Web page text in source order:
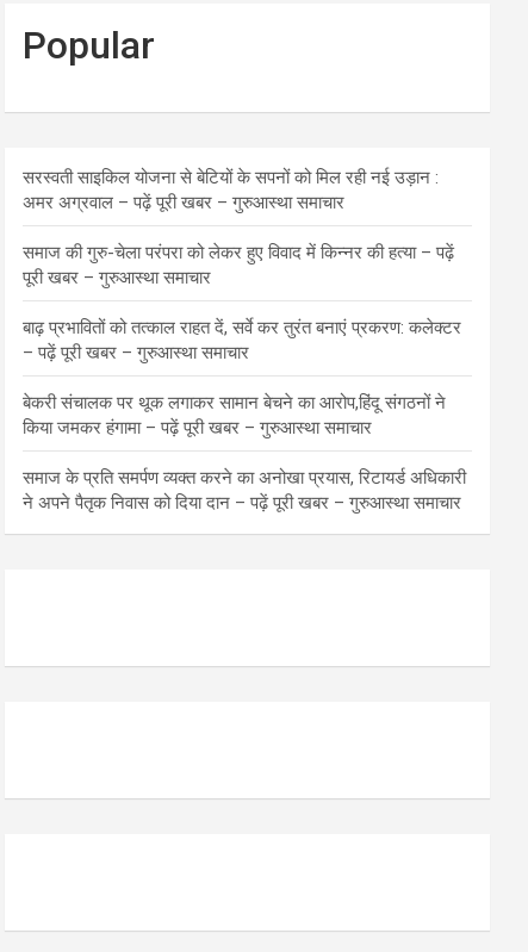
Popular
सरस्वती साइकिल योजना से बेटियों के सपनों को मिल रही नई उड़ान :
अमर अग्रवाल – पढ़ें पूरी खबर – गुरुआस्था समाचार
समाज की गुरु-चेला परंपरा को लेकर हुए विवाद में किन्नर की हत्या – पढ़ें
पूरी खबर – गुरुआस्था समाचार
बाढ़ प्रभावितों को तत्काल राहत दें, सर्वे कर तुरंत बनाएं प्रकरण: कलेक्टर
– पढ़ें पूरी खबर – गुरुआस्था समाचार
बेकरी संचालक पर थूक लगाकर सामान बेचने का आरोप,हिंदू संगठनों ने
किया जमकर हंगामा – पढ़ें पूरी खबर – गुरुआस्था समाचार
समाज के प्रति समर्पण व्यक्त करने का अनोखा प्रयास, रिटायर्ड अधिकारी
ने अपने पैतृक निवास को दिया दान – पढ़ें पूरी खबर – गुरुआस्था समाचार